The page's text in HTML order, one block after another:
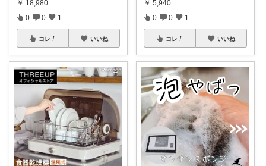
￥ 18,980
0 0 1
コレ いいね
￥ 5,940
0 0 1
コレ いいね